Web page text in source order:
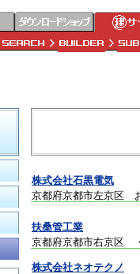
株式会社石黒電気
京都府京都市左京区
扶桑管工業
京都府京都市右京区
株式会社ネオテクノ